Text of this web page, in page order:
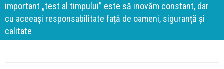
important „test al timpului” este să inovăm constant, dar
cu aceeași responsabilitate față de oameni, siguranță și
calitate